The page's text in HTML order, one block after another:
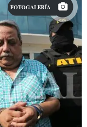
FOTOGALERÍA